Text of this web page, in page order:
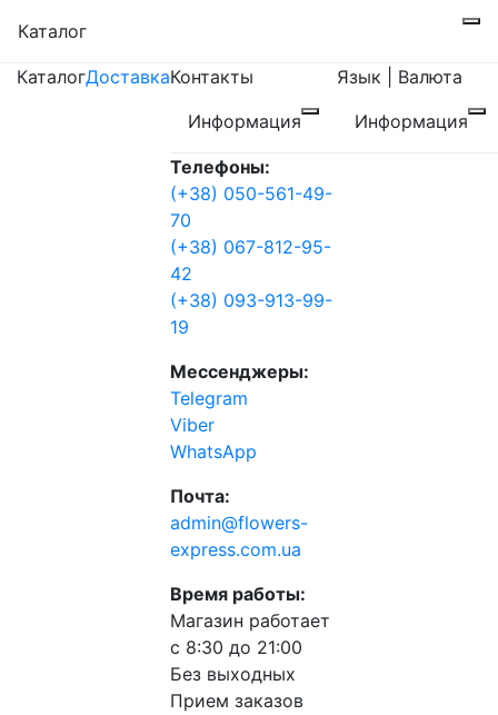
Каталог
КаталогДоставкаКонтакты
Информация
Телефоны:
(+38) 050-561-49-
70
(+38) 067-812-95-
42
(+38) 093-913-99-
19
Мессенджеры:
Telegram
Viber
WhatsApp
Почта:
admin@flowers-
express.com.ua
Время работы:
Магазин работает
с 8:30 до 21:00
Без выходных
Прием заказов
Язык | Валюта
Информация